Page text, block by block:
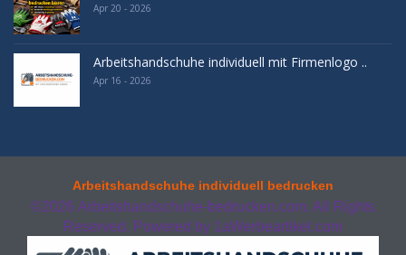
Apr 20 - 2026
Arbeitshandschuhe individuell mit Firmenlogo ..
Apr 16 - 2026
Arbeitshandschuhe individuell bedrucken
©2026 Arbeitshandschuhe-bedrucken.com. All Rights
Reserved. Powered by 1aWerbeartikel.com